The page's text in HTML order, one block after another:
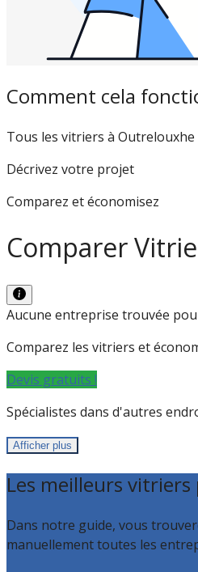
Comment cela
Tous les vitriers à Outrelouxhe
Décrivez votre projet
Comparez et économisez
Comparer
Aucune entreprise trouvée
Comparez les vitriers et
Devis gratuits !
Spécialistes dans d'autres
Afficher plus
Les meilleurs vitriers
Dans notre guide, vous
manuellement toutes les